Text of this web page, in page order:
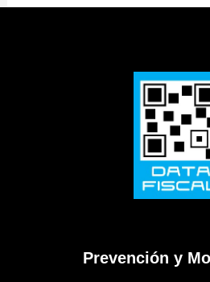
Prevención y